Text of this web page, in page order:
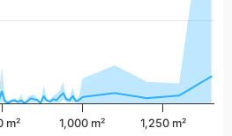
m² 1,000 m² 1,250 m²